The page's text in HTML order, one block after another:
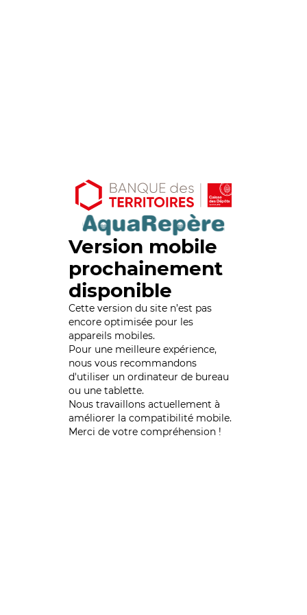
Version mobile
prochainement
disponible
Cette version du site n’est pas
encore optimisée pour les
appareils mobiles.
Pour une meilleure expérience,
nous vous recommandons
d'utiliser un ordinateur de bureau
ou une tablette.
Nous travaillons actuellement à
améliorer la compatibilité mobile.
Merci de votre compréhension !